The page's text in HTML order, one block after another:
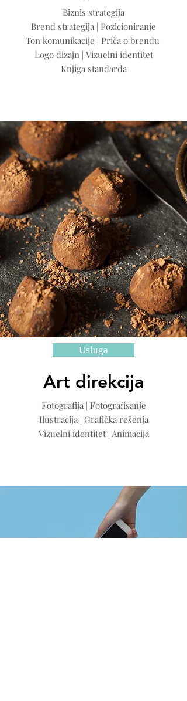
Biznis strategija
Brend strategija | Pozicioniranje
Ton komunikacije | Priča o brendu
Logo dizajn | Vizuelni identitet
Knjiga standarda
Usluga
Art direkcija
Fotografija | Fotografisanje
Ilustracija | Grafička rešenja
Vizuelni identitet | Animacija